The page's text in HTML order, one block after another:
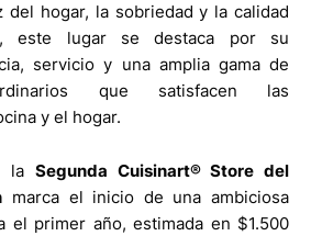
del hogar, la sobriedad y la calidad
este lugar se destaca por su
servicio y una amplia gama de
que satisfacen las
y el hogar.
la Segunda Cuisinart® Store del
marca el inicio de una ambiciosa
el primer año, estimada en $1.500